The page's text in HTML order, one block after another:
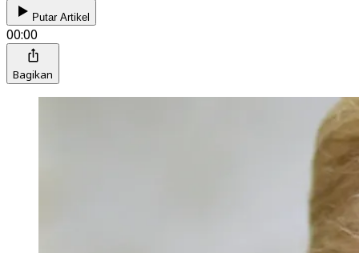
Putar Artikel
00:00
Bagikan